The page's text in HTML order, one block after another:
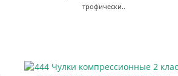
трофически..